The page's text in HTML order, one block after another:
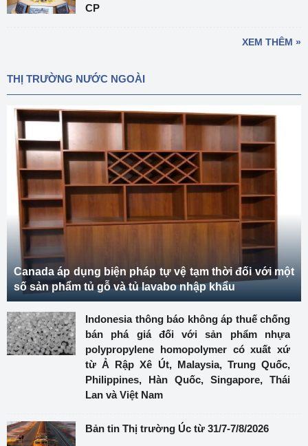
CP
XEM THÊM »
THỊ TRƯỜNG NƯỚC NGOÀI
Canada áp dụng biện pháp tự vệ tạm thời đối với một
số sản phẩm tủ gỗ và tủ lavabo nhập khẩu
Indonesia thông báo không áp thuế chống
bán phá giá đối với sản phẩm nhựa
polypropylene homopolymer có xuất xứ
từ Ả Rập Xê Út, Malaysia, Trung Quốc,
Philippines, Hàn Quốc, Singapore, Thái
Lan và Việt Nam
Bản tin Thị trường Úc từ 31/7-7/8/2026